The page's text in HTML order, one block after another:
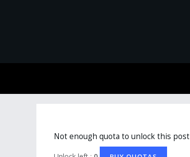
Not enough quota to unlock this post